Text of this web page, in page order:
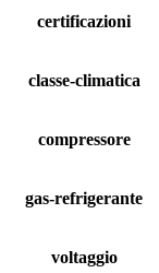
certificazioni
classe-climatica
compressore
gas-refrigerante
voltaggio